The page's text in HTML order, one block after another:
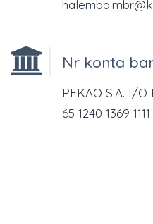
Nr konta
PEKAO S.A. I/O
65 1240 1369